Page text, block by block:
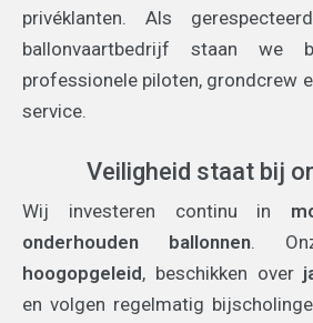
privéklanten. Als
ballonvaartbedrijf staan we
professionele piloten, grondcrew
service.
Veiligheid staat bij
Wij investeren continu in
onderhouden ballonnen.
hoogopgeleid, beschikken over
en volgen regelmatig